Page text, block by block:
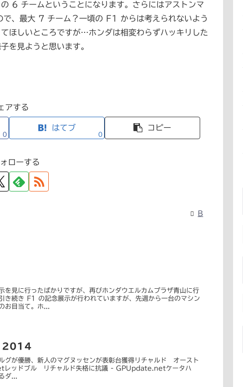
6 チームということになります。さらにはアストンマ
、最大 7 チーム？一頃の F1 からは考えられないよう
ほしいところですが…ホンダは相変わらずハッキリした
を見ようと思います。
アする
0
はてブ
0
コピー
ローする
B
見に行ったばかりですが、再びホンダウエルカムプラザ青山に行
き続き F1 の記念展示が行われていますが、先週から一台のマシン
お目当て。ホ...
2014
グが優勝、新人のマグヌッセンが表彰台獲得リチャルド オースト
ッドブル リチャルド失格に抗議 - GPUpdate.netケータハ
ダ...